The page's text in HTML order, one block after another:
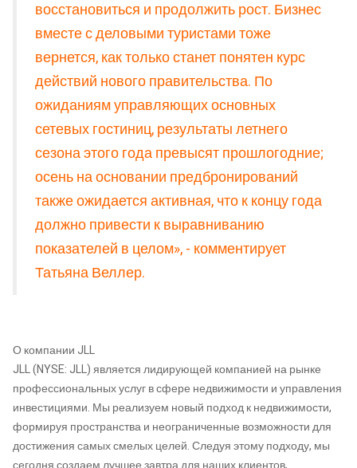
восстановиться и продолжить рост. Бизнес
вместе с деловыми туристами тоже
вернется, как только станет понятен курс
действий нового правительства. По
ожиданиям управляющих основных
сетевых гостиниц, результаты летнего
сезона этого года превысят прошлогодние;
осень на основании предбронирований
также ожидается активная, что к концу года
должно привести к выравниванию
показателей в целом», - комментирует
Татьяна Веллер.
О компании JLL
JLL (NYSE: JLL) является лидирующей компанией на рынке
профессиональных услуг в сфере недвижимости и управления
инвестициями. Мы реализуем новый подход к недвижимости,
формируя пространства и неограниченные возможности для
достижения самых смелых целей. Следуя этому подходу, мы